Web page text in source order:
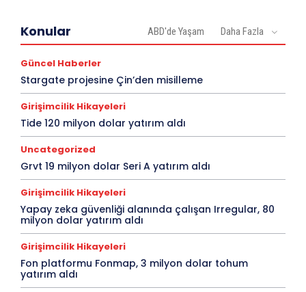
Konular ABD'de Yaşam Daha Fazla
Güncel Haberler
Stargate projesine Çin’den misilleme
Girişimcilik Hikayeleri
Tide 120 milyon dolar yatırım aldı
Uncategorized
Grvt 19 milyon dolar Seri A yatırım aldı
Girişimcilik Hikayeleri
Yapay zeka güvenliği alanında çalışan Irregular, 80
milyon dolar yatırım aldı
Girişimcilik Hikayeleri
Fon platformu Fonmap, 3 milyon dolar tohum
yatırım aldı